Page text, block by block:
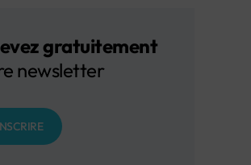
gratuitement
newsletter